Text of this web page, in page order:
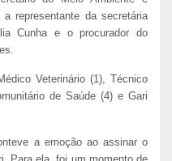
representante da secretária
Cunha e o procurador do
Veterinário (1), Técnico
de Saúde (4) e Gari
a emoção ao assinar o